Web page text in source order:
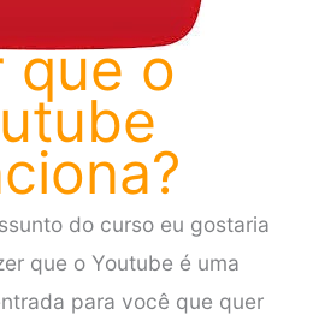
que o
do curso eu gostaria
que o Youtube é uma
para você que quer